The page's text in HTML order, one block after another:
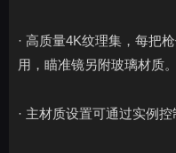
· 高质量4K纹理集，每把
用，瞄准镜另附玻璃材质。
· 主材质设置可通过实例